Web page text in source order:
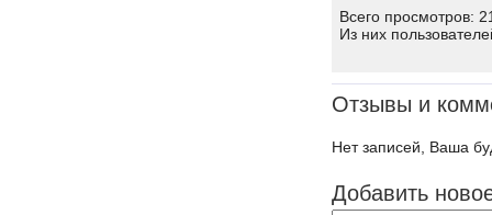
Всего просмотров:
Из них
Отзывы и
Нет записей, Ваша
Добавить